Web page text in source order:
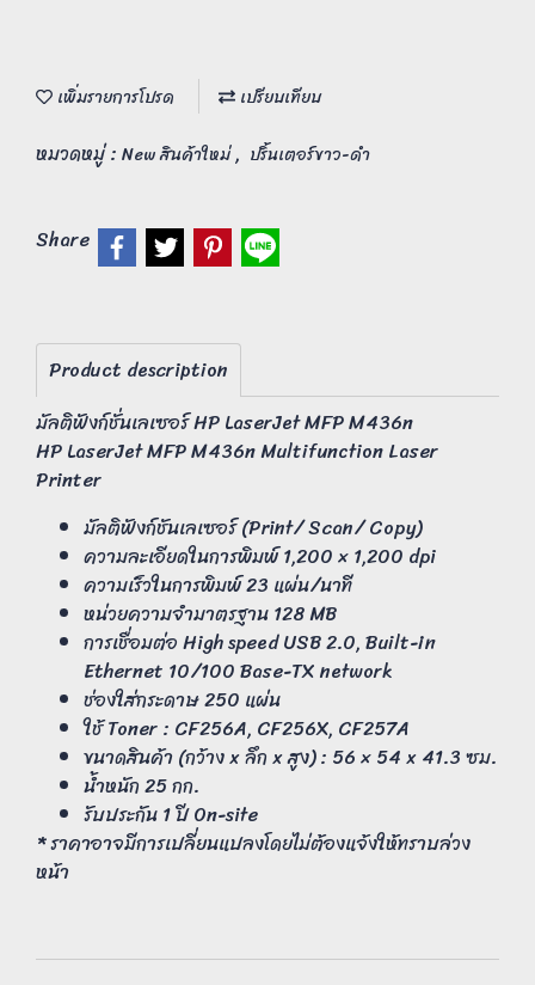
เพิ่มรายการโปรด เปรียบเทียบ
หมวดหมู่ : New สินค้าใหม่, ปริ้นเตอร์ขาว-ดำ
Share
Product description
มัลติฟังก์ชั่นเลเซอร์ HP LaserJet MFP M436n
HP LaserJet MFP M436n Multifunction Laser
Printer
มัลติฟังก์ชันเลเซอร์ (Print/ Scan/ Copy)
ความละเอียดในการพิมพ์ 1,200 × 1,200 dpi
ความเร็วในการพิมพ์ 23 แผ่น/นาที
หน่วยความจำมาตรฐาน 128 MB
การเชื่อมต่อ High speed USB 2.0, Built-in
Ethernet 10/100 Base-TX network
ช่องใส่กระดาษ 250 แผ่น
ใช้ Toner : CF256A, CF256X, CF257A
ขนาดสินค้า (กว้าง x ลึก x สูง) : 56 × 54 x 41.3 ซม.
น้ำหนัก 25 กก.
รับประกัน 1 ปี On-site
* ราคาอาจมีการเปลี่ยนแปลงโดยไม่ต้องแจ้งให้ทราบล่วง
หน้า